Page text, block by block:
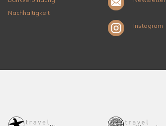
Nachhaltigkeit
Instagram